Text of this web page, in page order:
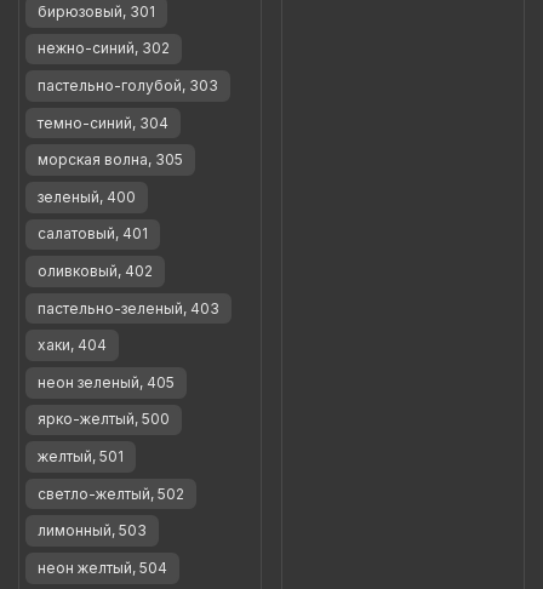
бирюзовый, 301
нежно-синий, 302
пастельно-голубой, 303
темно-синий, 304
морская волна, 305
зеленый, 400
салатовый, 401
оливковый, 402
пастельно-зеленый, 403
хаки, 404
неон зеленый, 405
ярко-желтый, 500
желтый, 501
светло-желтый, 502
лимонный, 503
неон желтый, 504